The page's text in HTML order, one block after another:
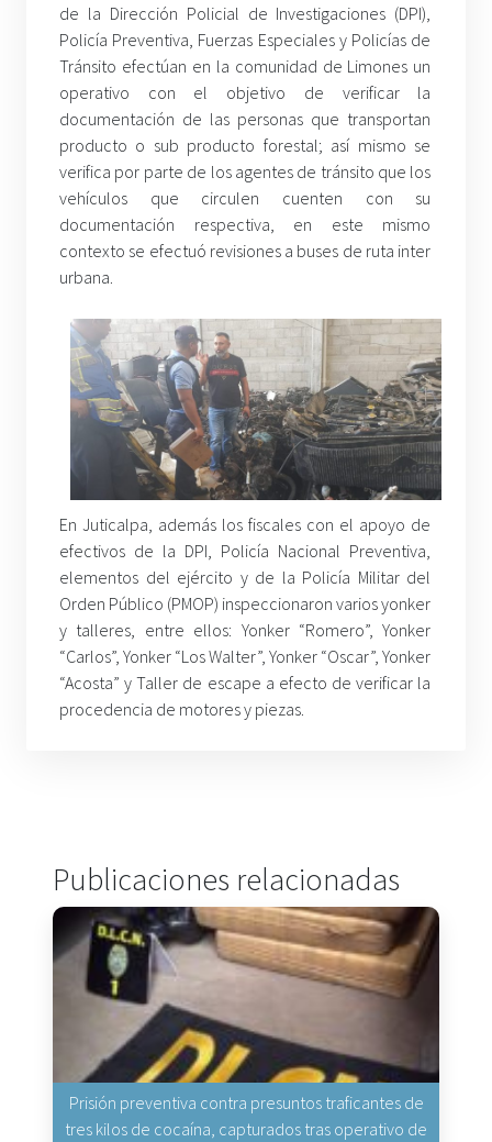
de la Dirección Policial de Investigaciones (DPI),
Policía Preventiva, Fuerzas Especiales y Policías de
Tránsito efectúan en la comunidad de Limones un
operativo con el objetivo de verificar la
documentación de las personas que transportan
producto o sub producto forestal; así mismo se
verifica por parte de los agentes de tránsito que los
vehículos que circulen cuenten con su
documentación respectiva, en este mismo
contexto se efectuó revisiones a buses de ruta inter
urbana.
En Juticalpa, además los fiscales con el apoyo de
efectivos de la DPI, Policía Nacional Preventiva,
elementos del ejército y de la Policía Militar del
Orden Público (PMOP) inspeccionaron varios yonker
y talleres, entre ellos: Yonker “Romero”, Yonker
“Carlos”, Yonker “Los Walter”, Yonker “Oscar”, Yonker
“Acosta” y Taller de escape a efecto de verificar la
procedencia de motores y piezas.
Publicaciones relacionadas
Prisión preventiva contra presuntos traficantes de
tres kilos de cocaína, capturados tras operativo de